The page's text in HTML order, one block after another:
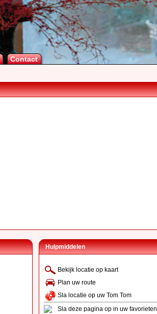
Contact
Hulpmiddelen
Bekijk locatie op kaart
Plan uw route
Sla locatie op uw Tom Tom
Sla deze pagina op in uw favorieten